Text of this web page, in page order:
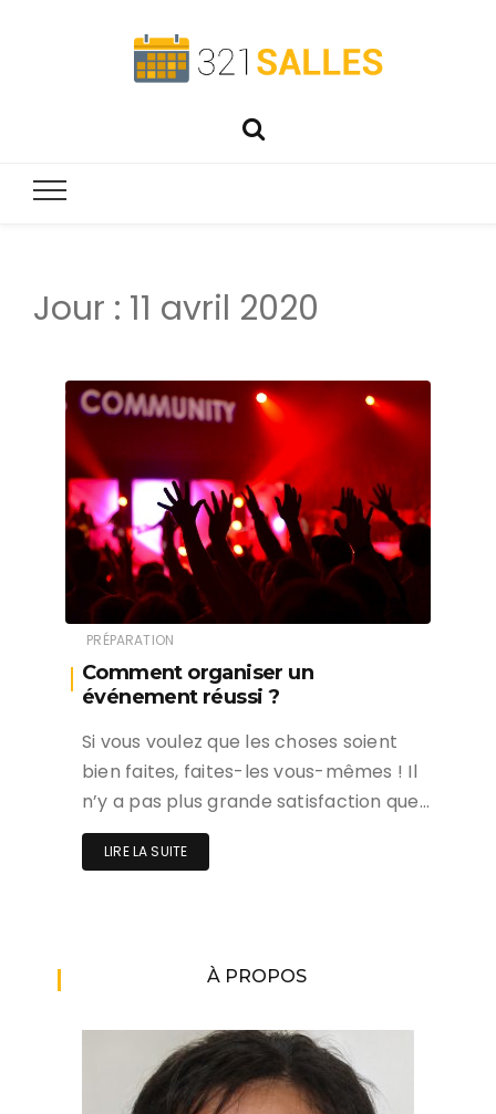
321salles
Préparez parfaitement vos événements !
Jour : 11 avril 2020
PRÉPARATION
Comment organiser un
événement réussi ?
Si vous voulez que les choses soient
bien faites, faites-les vous-mêmes ! Il
n’y a pas plus grande satisfaction que…
LIRE LA SUITE
À PROPOS